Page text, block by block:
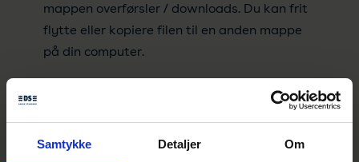
Samtykke Detaljer Om
mappen overførsler / downloads. Du kan frit
flytte eller kopiere filen til en anden mappe
på din computer.
standarden til en anden mappe, ved at gøre
downloads (Chrome: CTRL+J), højreklikke på